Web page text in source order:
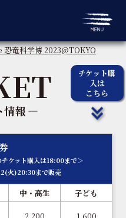
チケット購
入は
こちら
竜科学博 2023@TOKYO
情報 ―
ケット購入は18:00まで＞
火)20:30まで販売
中・高生
子ども